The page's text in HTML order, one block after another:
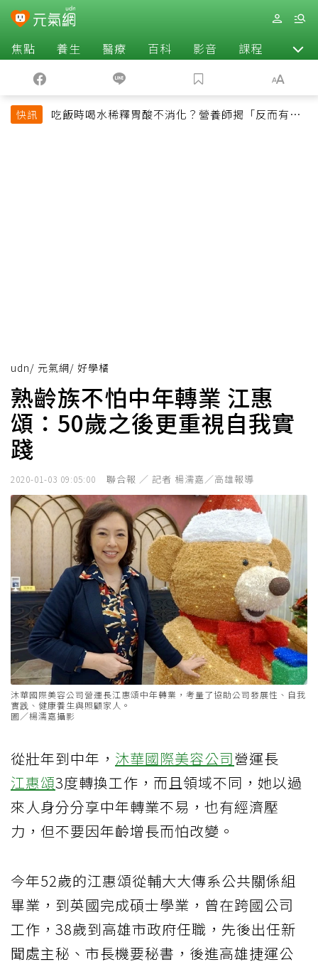
焦點 養生 醫療 百科 影音 課程 退休
快訊
吃飯時喝水稀釋胃酸不消化？營養師揭「反而有好
udn/ 元氣網/ 好學橘
熟齡族不怕中年轉業 江惠
頌：50歲之後更重視自我實
踐
2020-01-03 09:05:00 聯合報 ／ 記者 楊濡嘉／高雄報導
沐華國際美容公司營運長江惠頌中年轉業，考量了協助公司發展性、自我
實践、健康養生與照顧家人。
圖／楊濡嘉攝影
從壯年到中年， 沐華國際美容公司營運長
江惠頌3度轉換工作，而且領域不同，她以過
來人身分分享中年轉業不易，也有經濟壓
力，但不要因年齡增長而怕改變。
今年52歲的江惠頌從輔大大傳系公共關係組
畢業，到英國完成碩士學業，曾在跨國公司
工作，38歲到高雄市政府任職，先後出任新
聞處主秘、市長機要秘書，後進高雄捷運公